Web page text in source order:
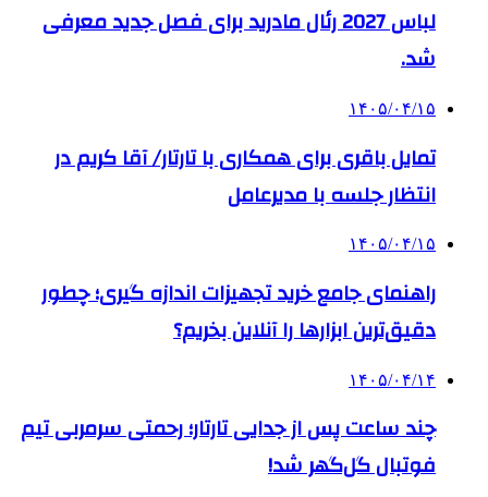
لباس 2027 رئال مادرید برای فصل جدید معرفی
شد.
۱۴۰۵/۰۴/۱۵
تمایل باقری برای همکاری با تارتار/ آقا کریم در
انتظار جلسه با مدیرعامل
۱۴۰۵/۰۴/۱۵
راهنمای جامع خرید تجهیزات اندازه گیری؛ چطور
دقیق‌ترین ابزارها را آنلاین بخریم؟
۱۴۰۵/۰۴/۱۴
چند ساعت پس از جدایی تارتار؛ رحمتی سرمربی تیم
فوتبال گل‌گهر شد!